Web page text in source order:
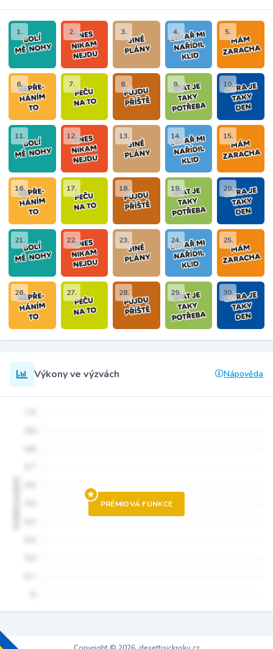
1. 2. 3. 4. 5.
6. 7. 8. 9. 10.
11. 12. 13. 14. 15.
16. 17. 18. 19. 20.
21. 22. 23. 24. 25.
26. 27. 28. 29. 30.
Výkony ve výzvách Nápověda
PRÉMIOVÁ FUNKCE